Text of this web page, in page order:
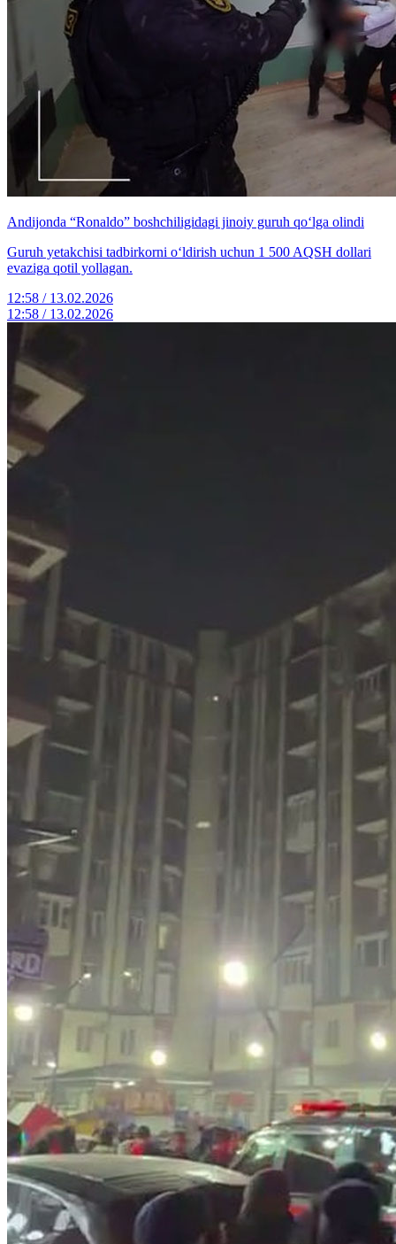
Andijonda “Ronaldo” boshchiligidagi jinoiy guruh qo‘lga olindi
Guruh yetakchisi tadbirkorni o‘ldirish uchun 1 500 AQSH dollari
evaziga qotil yollagan.
12:58 / 13.02.2026
12:58 / 13.02.2026